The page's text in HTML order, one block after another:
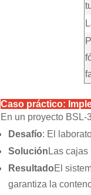
Caso práctico:
En un proyecto
Desafío: El
SoluciónLas
ResultadoEl
garantiza la